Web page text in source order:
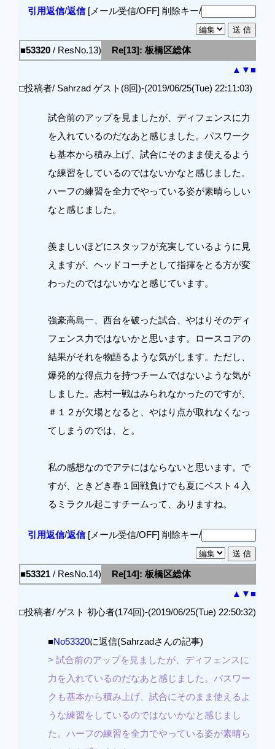
引用返信/返信[メール受信/OFF] 削除キー/
■53320 / ResNo.13)
Re[13]: 板橋区総体
▲ ▼■
□投稿者/ Sahrzad ゲスト(8回)-(2019/06/25(Tue) 22:11:03)
試合前のアップを見ましたが、ディフェンスに力
を入れているのだなあと感じました。パスワーク
も基本から積み上げ、試合にそのまま使えるよう
な練習をしているのではないかなと感じました。
ハーフの練習を全力でやっている姿が素晴らしい
なと感じました。
羨ましいほどにスタッフが充実しているように見
えますが、ヘッドコーチとして指揮をとる方が変
わったのではないかなと感じています。
強豪高島一、西台を破った試合、やはりそのディ
フェンス力ではないかと思います。ロースコアの
結果がそれを物語るような気がします。ただし、
爆発的な得点力を持つチームではないような気が
しました。志村一戦はみられなかったのですが、
＃１２が欠場となると、やはり点が取れなくなっ
てしまうのでは、と。
私の感想なのでアテにはならないと思います。で
すが、ときどき春１回戦負けでも夏にベスト４入
るミラクル起こすチームって、ありますね。
引用返信/返信[メール受信/OFF] 削除キー/
■53321 / ResNo.14)
Re[14]: 板橋区総体
▲ ▼■
□投稿者/ ゲスト 初心者(174回)-(2019/06/25(Tue) 22:50:32)
■No53320に返信(Sahrzadさんの記事)
> 試合前のアップを見ましたが、ディフェンスに
力を入れているのだなあと感じました。パスワー
クも基本から積み上げ、試合にそのまま使えるよ
うな練習をしているのではないかなと感じまし
た。ハーフの練習を全力でやっている姿が素晴ら